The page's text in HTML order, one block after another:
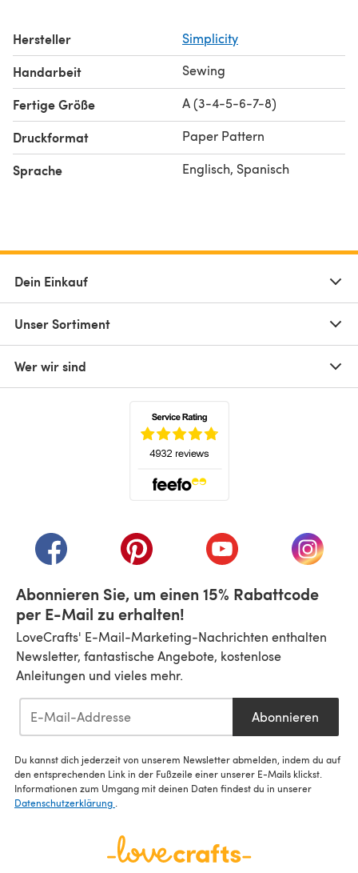
Hersteller Simplicity
Handarbeit Sewing
Fertige Größe A (3-4-5-6-7-8)
Druckformat Paper Pattern
Sprache Englisch, Spanisch
Dein Einkauf
Unser Sortiment
Wer wir sind
(öffnet sich in einem neuen Tab)
(öffnet sich in einem neuen Tab)
(öffnet sich in einem
(öffnet
Abonnieren Sie, um einen 15% Rabattcode
per E-Mail zu erhalten!
LoveCrafts' E-Mail-Marketing-Nachrichten enthalten
Newsletter, fantastische Angebote, kostenlose
Anleitungen und vieles mehr.
Abonnieren
Du kannst dich jederzeit von unserem Newsletter abmelden, indem du auf
den entsprechenden Link in der Fußzeile einer unserer E-Mails klickst.
Informationen zum Umgang mit deinen Daten findest du in unserer
Datenschutzerklärung